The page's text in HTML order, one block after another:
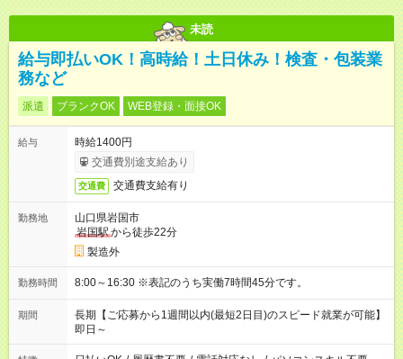
未読
給与即払いOK！高時給！土日休み！検査・包装業
務など
派遣 ブランクOK WEB登録・面接OK
給与
時給1400円
交通費別途支給あり
交通費 交通費支給有り
勤務地
山口県岩国市
岩国駅から徒歩22分
製造外
勤務時間 8:00～16:30 ※表記のうち実働7時間45分です。
期間
長期【ご応募から1週間以内(最短2日目)のスピード就業が可能】
即日～